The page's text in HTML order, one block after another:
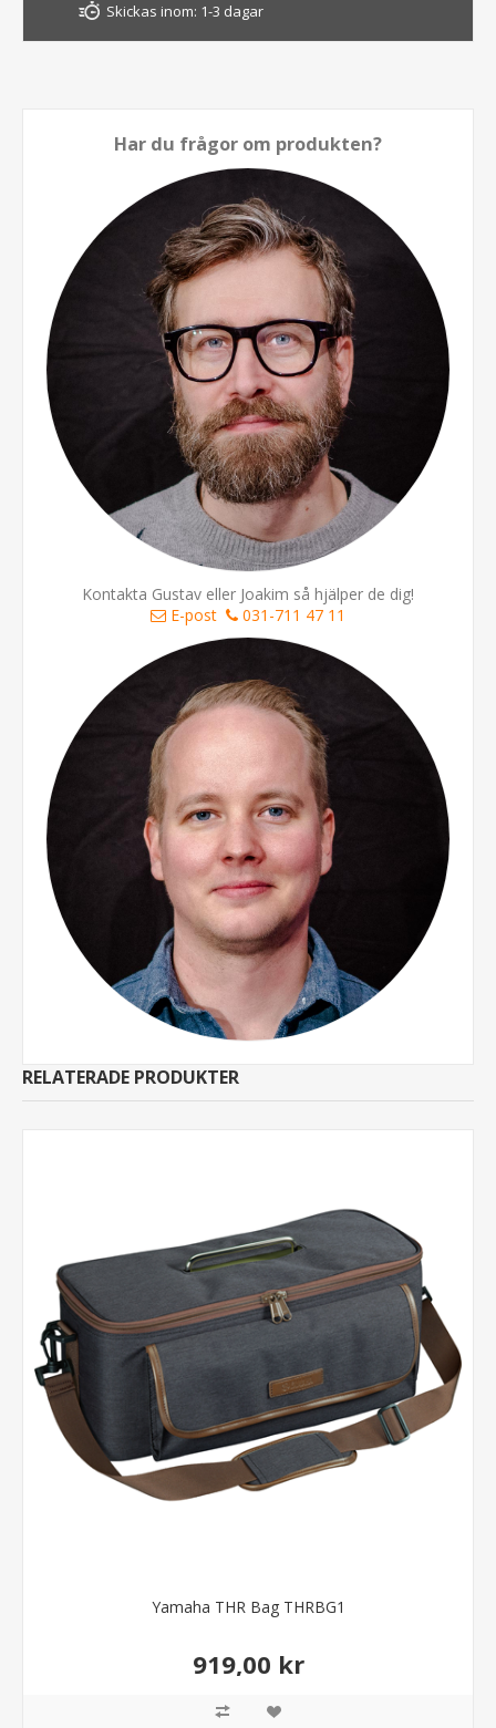
Skickas inom: 1-3 dagar
Har du frågor om produkten?
Kontakta Gustav eller Joakim så hjälper de dig!
E-post
031-711 47 11
RELATERADE PRODUKTER
Yamaha THR Bag THRBG1
919,00 kr